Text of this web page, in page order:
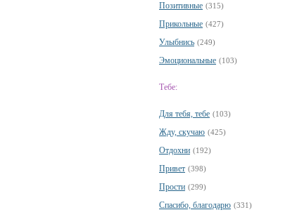
Позитивные (315)
Прикольные (427)
Улыбнись (249)
Эмоциональные (103)
Тебе:
Для тебя, тебе (103)
Жду, скучаю (425)
Отдохни (192)
Привет (398)
Прости (299)
Спасибо, благодарю (331)